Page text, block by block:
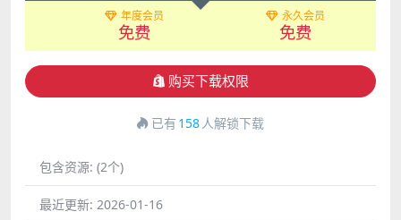
年度会员
免费
永久会员
免费
购买下载权限
已有 158人解锁下载
包含资源: (2个)
最近更新: 2026-01-16